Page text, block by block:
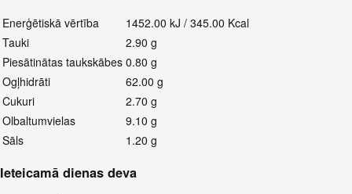
Enerģētiskā vērtība
1452.00 kJ / 345.00 Kcal
Tauki
2.90 g
Piesātinātas taukskābes 0.80 g
Ogļhidrāti
62.00 g
Cukuri
2.70 g
Olbaltumvielas
9.10 g
Sāls
1.20 g
Ieteicamā dienas deva